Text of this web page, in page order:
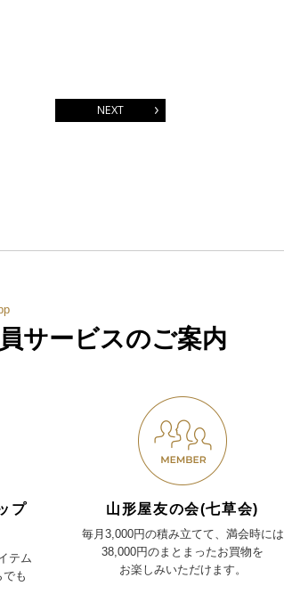
NEXT
サービスのご案内
プ
テム
も
山形屋友の会(七草会)
毎月3,000円の積み立てて、満会時には
38,000円のまとまったお買物を
お楽しみいただけます。